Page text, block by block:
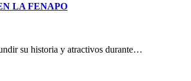
LA FENAPO
su historia y atractivos durante…